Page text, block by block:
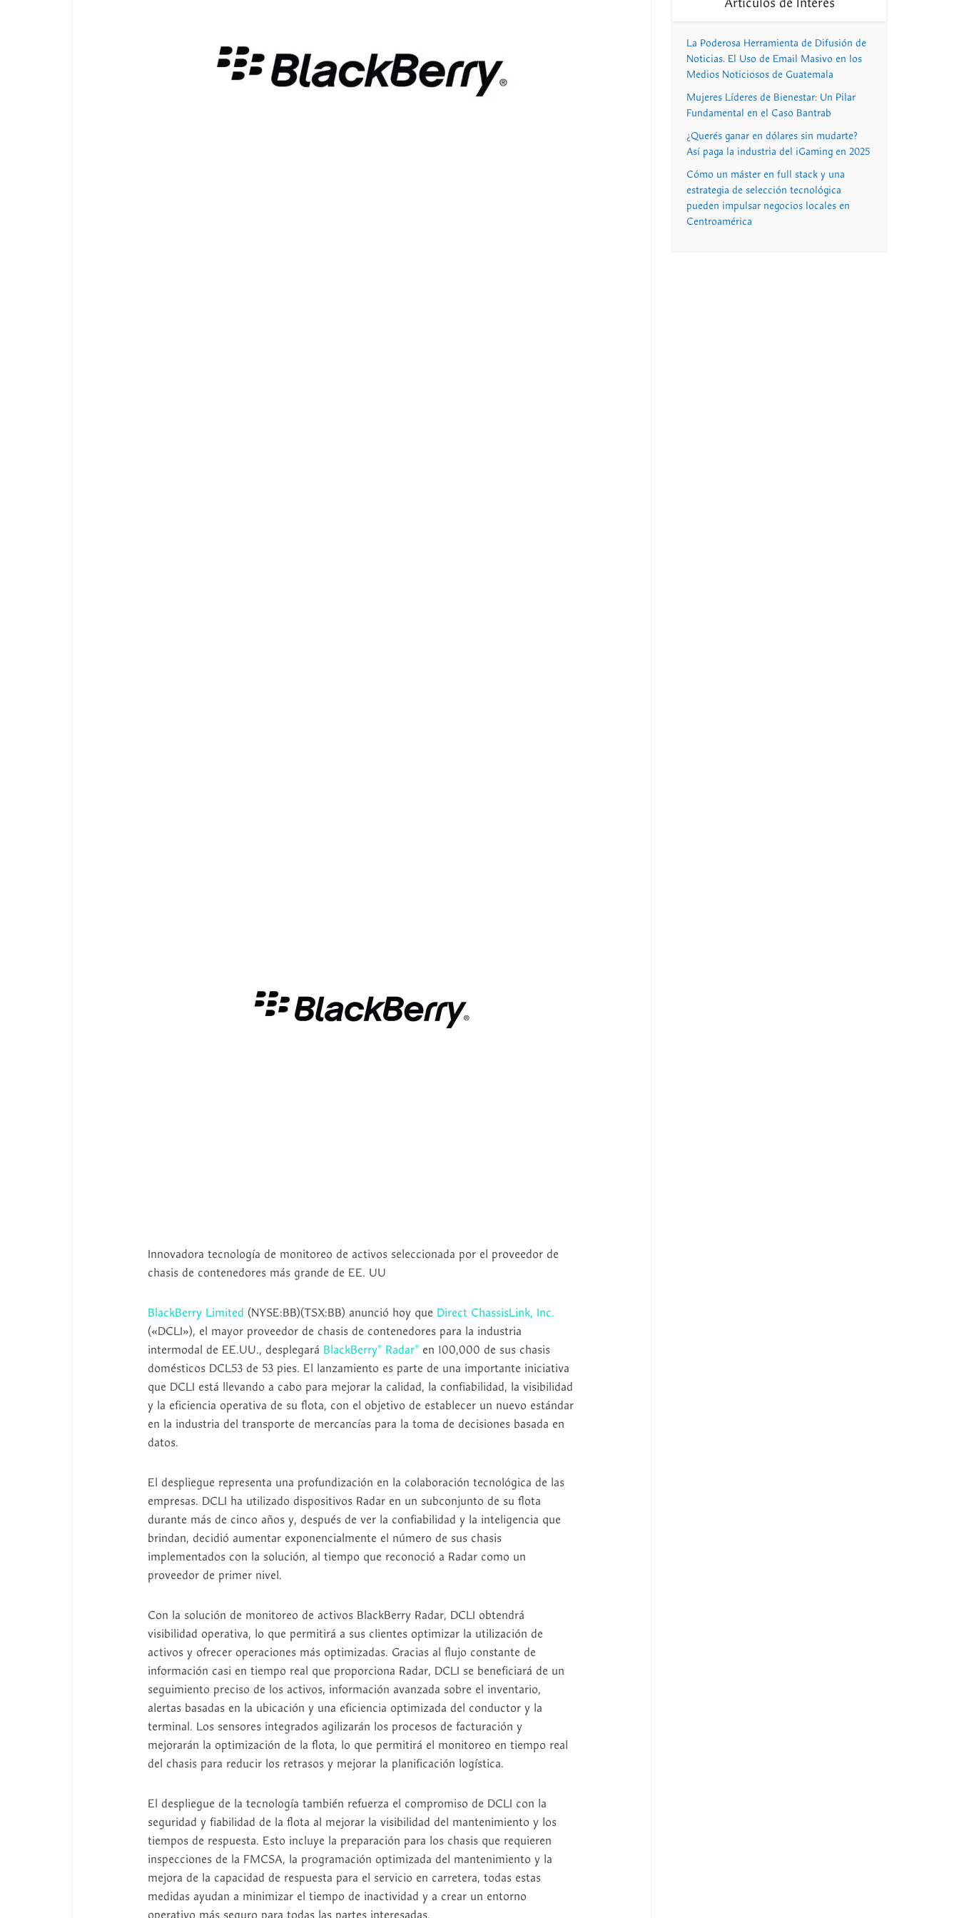
Innovadora tecnología de monitoreo de activos seleccionada por el proveedor de
chasis de contenedores más grande de EE. UU
BlackBerry Limited (NYSE:BB)(TSX:BB) anunció hoy que Direct ChassisLink, Inc.
(«DCLI»), el mayor proveedor de chasis de contenedores para la industria
intermodal de EE.UU., desplegará BlackBerry® Radar® en 100,000 de sus chasis
domésticos DCL53 de 53 pies. El lanzamiento es parte de una importante iniciativa
que DCLI está llevando a cabo para mejorar la calidad, la confiabilidad, la visibilidad
y la eficiencia operativa de su flota, con el objetivo de establecer un nuevo estándar
en la industria del transporte de mercancías para la toma de decisiones basada en
datos.
El despliegue representa una profundización en la colaboración tecnológica de las
empresas. DCLI ha utilizado dispositivos Radar en un subconjunto de su flota
durante más de cinco años y, después de ver la confiabilidad y la inteligencia que
brindan, decidió aumentar exponencialmente el número de sus chasis
implementados con la solución, al tiempo que reconoció a Radar como un
proveedor de primer nivel.
Con la solución de monitoreo de activos BlackBerry Radar, DCLI obtendrá
visibilidad operativa, lo que permitirá a sus clientes optimizar la utilización de
activos y ofrecer operaciones más optimizadas. Gracias al flujo constante de
información casi en tiempo real que proporciona Radar, DCLI se beneficiará de un
seguimiento preciso de los activos, información avanzada sobre el inventario,
alertas basadas en la ubicación y una eficiencia optimizada del conductor y la
terminal. Los sensores integrados agilizarán los procesos de facturación y
mejorarán la optimización de la flota, lo que permitirá el monitoreo en tiempo real
del chasis para reducir los retrasos y mejorar la planificación logística.
El despliegue de la tecnología también refuerza el compromiso de DCLI con la
seguridad y fiabilidad de la flota al mejorar la visibilidad del mantenimiento y los
tiempos de respuesta. Esto incluye la preparación para los chasis que requieren
inspecciones de la FMCSA, la programación optimizada del mantenimiento y la
mejora de la capacidad de respuesta para el servicio en carretera, todas estas
medidas ayudan a minimizar el tiempo de inactividad y a crear un entorno
La Poderosa Herramienta de Difusión de
Noticias. El Uso de Email Masivo en los
Medios Noticiosos de Guatemala
Mujeres Líderes de Bienestar: Un Pilar
Fundamental en el Caso Bantrab
¿Querés ganar en dólares sin mudarte?
Así paga la industria del iGaming en 2025
Cómo un máster en full stack y una
estrategia de selección tecnológica
pueden impulsar negocios locales en
Centroamérica